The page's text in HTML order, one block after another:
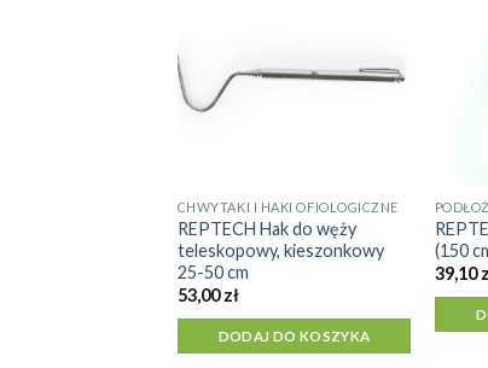
CHWYTAKI I HAKI OFIOLOGICZNE
REPTECH Hak do węży
teleskopowy, kieszonkowy
25-50 cm
53,00zł
DODAJ DO KOSZYKA
(150
39,10